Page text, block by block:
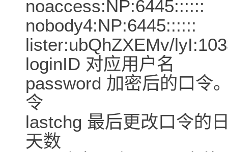
noaccess:NP:6445::::::
nobody4:NP:6445::::::
lister:ubQhZXEMv/
loginID 对应用户名
password 加密后的口令
令
lastchg 最后更改口令的
天数